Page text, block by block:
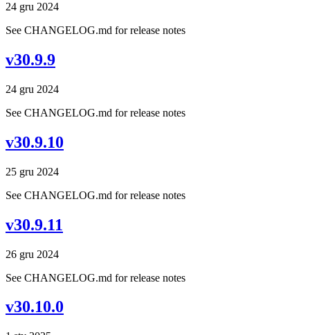
24 gru 2024
See CHANGELOG.md for release notes
v30.9.9
24 gru 2024
See CHANGELOG.md for release notes
v30.9.10
25 gru 2024
See CHANGELOG.md for release notes
v30.9.11
26 gru 2024
See CHANGELOG.md for release notes
v30.10.0